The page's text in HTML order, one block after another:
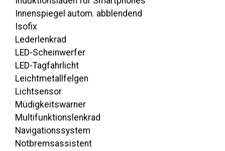
Innenspiegel autom. abblendend
Isofix
Lederlenkrad
LED-Scheinwerfer
LED-Tagfahrlicht
Leichtmetallfelgen
Lichtsensor
Müdigkeitswarner
Multifunktionslenkrad
Navigationssystem
Notbremsassistent